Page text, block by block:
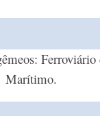
Ferroviário
Marítimo.